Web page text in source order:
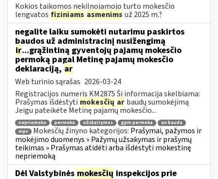
Kokios taikomos nekilnojamojo turto mokesčio
lengvatos fiziniams asmenims už 2025 m.?
negalite laiku sumokėti nutarimu paskirtos
baudos už administracinį nusižengimą
ir...grąžintiną gyventojų pajamų mokesčio
permoką pagal Metinę pajamų mokesčio
deklaraciją, ar
Web turinio sąrašas 2026-03-24
Registracijos numeris KM2875 Ši informacija skelbiama:
Prašymas išdėstyti mokesčių ar baudų sumokėjimą
Jeigu pateikėte Metinę pajamų mokesčio...
nepriemoka permoka užskaitymas gpm permoka
an bauda
mps
Mokesčių žinyno kategorijos: Prašymai, pažymos ir
mokėjimo duomenys » Pažymų užsakymas ir prašymų
teikimas » Prašymas atidėti arba išdėstyti mokestinę
nepriemoką
Dėl Valstybinės mokesčių inspekcijos prie